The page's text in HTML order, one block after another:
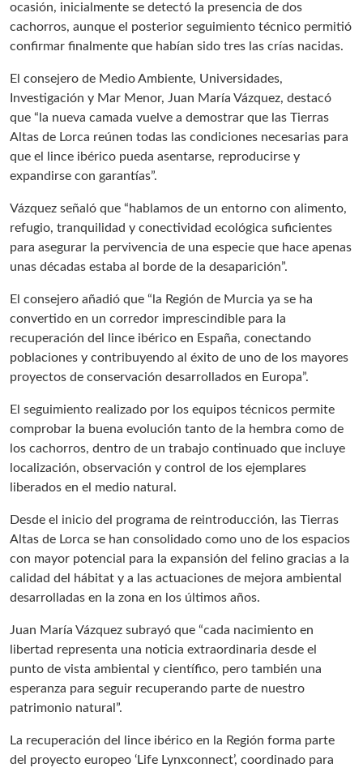
ocasión, inicialmente se detectó la presencia de dos
cachorros, aunque el posterior seguimiento técnico permitió
confirmar finalmente que habían sido tres las crías nacidas.
El consejero de Medio Ambiente, Universidades,
Investigación y Mar Menor, Juan María Vázquez, destacó
que “la nueva camada vuelve a demostrar que las Tierras
Altas de Lorca reúnen todas las condiciones necesarias para
que el lince ibérico pueda asentarse, reproducirse y
expandirse con garantías”.
Vázquez señaló que “hablamos de un entorno con alimento,
refugio, tranquilidad y conectividad ecológica suficientes
para asegurar la pervivencia de una especie que hace apenas
unas décadas estaba al borde de la desaparición”.
El consejero añadió que “la Región de Murcia ya se ha
convertido en un corredor imprescindible para la
recuperación del lince ibérico en España, conectando
poblaciones y contribuyendo al éxito de uno de los mayores
proyectos de conservación desarrollados en Europa”.
El seguimiento realizado por los equipos técnicos permite
comprobar la buena evolución tanto de la hembra como de
los cachorros, dentro de un trabajo continuado que incluye
localización, observación y control de los ejemplares
liberados en el medio natural.
Desde el inicio del programa de reintroducción, las Tierras
Altas de Lorca se han consolidado como uno de los espacios
con mayor potencial para la expansión del felino gracias a la
calidad del hábitat y a las actuaciones de mejora ambiental
desarrolladas en la zona en los últimos años.
Juan María Vázquez subrayó que “cada nacimiento en
libertad representa una noticia extraordinaria desde el
punto de vista ambiental y científico, pero también una
esperanza para seguir recuperando parte de nuestro
patrimonio natural”.
La recuperación del lince ibérico en la Región forma parte
del proyecto europeo ‘Life Lynxconnect’, coordinado para